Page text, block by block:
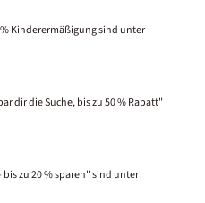
Kinderermäßigung sind unter
dir die Suche, bis zu 50 % Rabatt"
zu 20 % sparen" sind unter